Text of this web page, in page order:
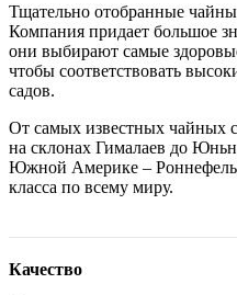
Тщательно отобранные
Компания придает большое
они выбирают самые
чтобы соответствовать
садов.
От самых известных чайных
на склонах Гималаев до
Южной Америке –
класса по всему миру.
Качество